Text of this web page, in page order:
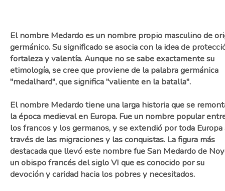
El nombre Medardo es un nombre propio masculino de
germánico. Su significado se asocia con la idea de
fortaleza y valentía. Aunque no se sabe exactamente su
etimología, se cree que proviene de la palabra germánica
"medalhard", que significa "valiente en la batalla".
El nombre Medardo tiene una larga historia que se
la época medieval en Europa. Fue un nombre popular
los francos y los germanos, y se extendió por toda Europa
través de las migraciones y las conquistas. La figura más
destacada que llevó este nombre fue San Medardo de
un obispo francés del siglo VI que es conocido por su
devoción y caridad hacia los pobres y necesitados.